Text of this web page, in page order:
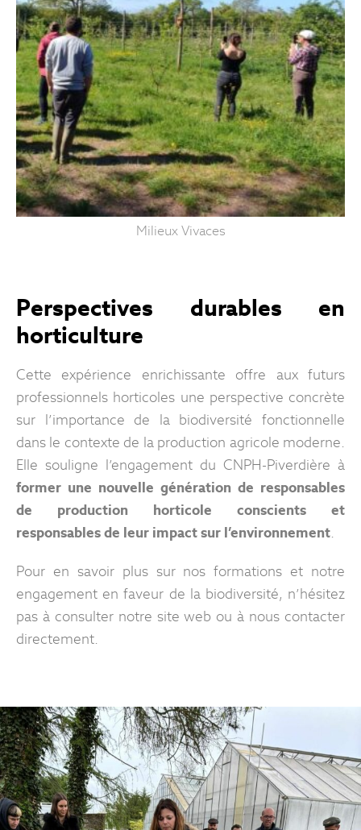
Milieux Vivaces
Perspectives durables en
horticulture
Cette expérience enrichissante offre aux futurs
professionnels horticoles une perspective concrète
sur l’importance de la biodiversité fonctionnelle
dans le contexte de la production agricole moderne.
Elle souligne l’engagement du CNPH-Piverdière à
former une nouvelle génération de responsables
de production horticole conscients et
responsables de leur impact sur l’environnement.
Pour en savoir plus sur nos formations et notre
engagement en faveur de la biodiversité, n’hésitez
pas à consulter notre site web ou à nous contacter
directement.